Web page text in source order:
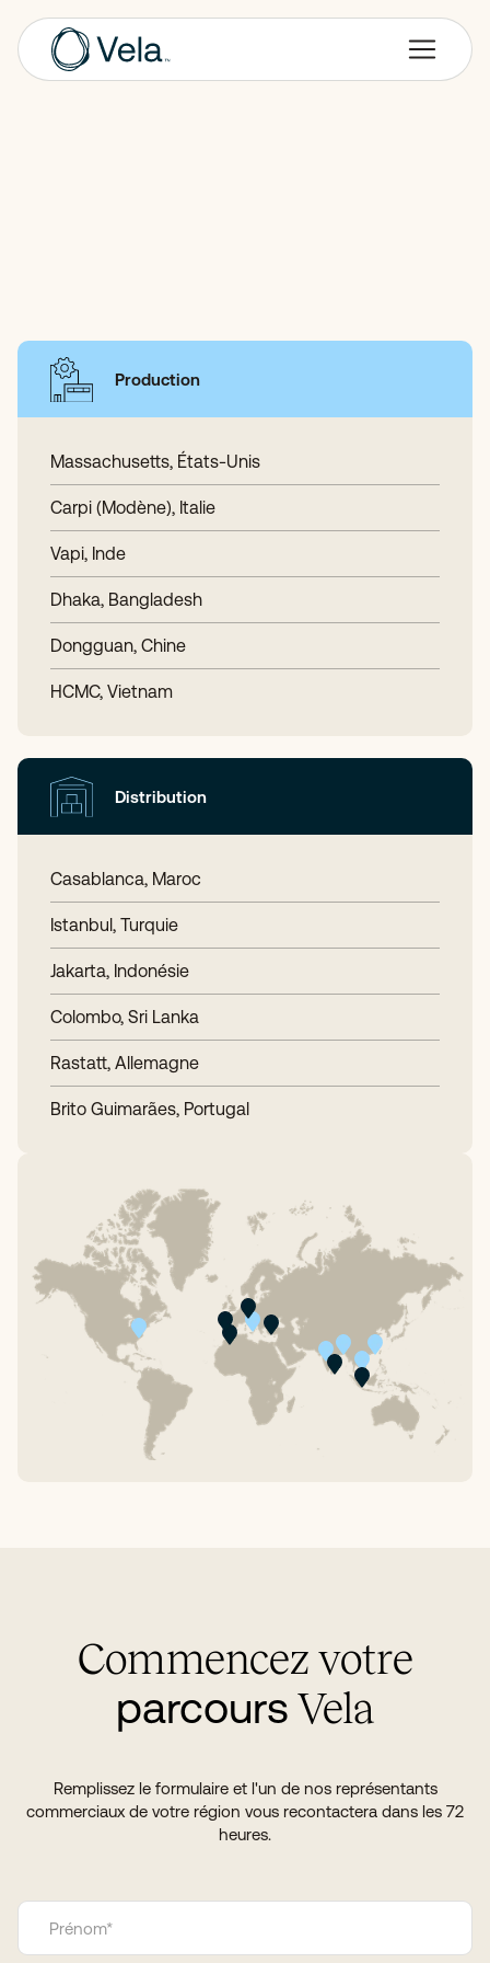
Production
Massachusetts, États-Unis
Carpi (Modène), Italie
Vapi, Inde
Dhaka, Bangladesh
Dongguan, Chine
HCMC, Vietnam
Distribution
Casablanca, Maroc
Istanbul, Turquie
Jakarta, Indonésie
Colombo, Sri Lanka
Rastatt, Allemagne
Brito Guimarães, Portugal
Commencez votre
parcours Vela
Remplissez le formulaire et l'un de nos représentants
commerciaux de votre région vous recontactera dans les 72
heures.